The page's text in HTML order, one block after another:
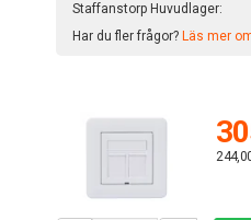
Staffanstorp Huvudlager:
Har du fler frågor? Läs mer